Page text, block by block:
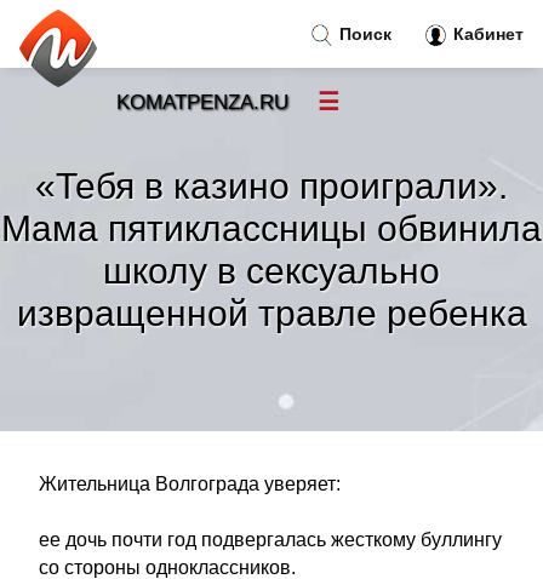
«Тебя в казино проиграли».
Мама пятиклассницы обвинила
школу в сексуально
извращенной травле ребенка
Жительница Волгограда уверяет:
ее дочь почти год подвергалась жесткому буллингу
со стороны одноклассников.
Поиск Кабинет
KOMATPENZA.RU ☰
Новости»
Тренды новостей»
Рубрики »